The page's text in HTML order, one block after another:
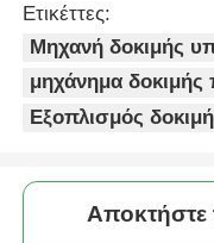
Ετικέττες:
Μηχανή δοκιμής
μηχάνημα
Εξοπλισμός
Αποκτήστε